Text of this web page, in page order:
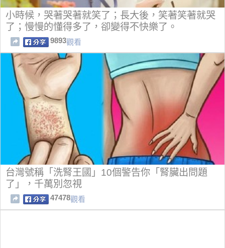
小時候，哭著哭著就笑了；長大後，笑著笑著就哭
了；慢慢的懂得多了，卻變得不快樂了。
9893觀看
台灣號稱「洗腎王國」10個警告你「腎臟出問題
了」，千萬別忽視
47478觀看